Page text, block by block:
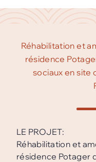
Réhabilitation et
résidence
sociaux en site
LE PROJET:
Réhabilitation et
résidence Potager